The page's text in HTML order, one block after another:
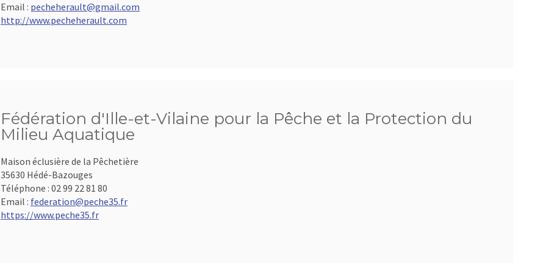
Email : pecheherault@gmail.com
http://www.pecheherault.com
Fédération d'Ille-et-Vilaine pour la Pêche et la Protection du
Milieu Aquatique
Maison éclusière de la Pêchetière
35630 Hédé-Bazouges
Téléphone : 02 99 22 81 80
Email : federation@peche35.fr
https://www.peche35.fr